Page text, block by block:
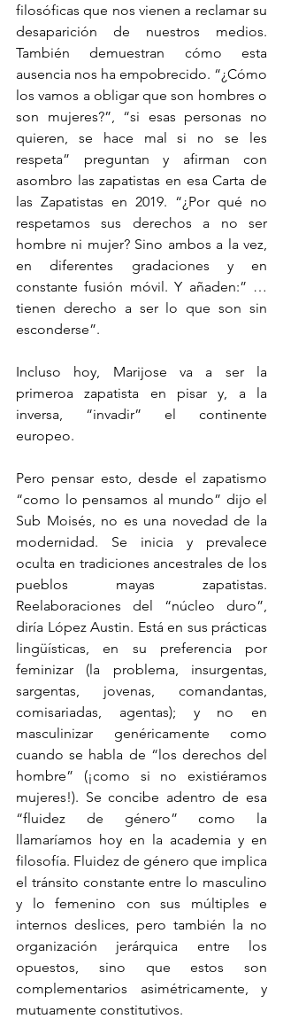
filosóficas que nos vienen a reclamar su
desaparición de nuestros medios.
También demuestran cómo esta
ausencia nos ha empobrecido. “¿Cómo
los vamos a obligar que son hombres o
son mujeres?”, “si esas personas no
quieren, se hace mal si no se les
respeta” preguntan y afirman con
asombro las zapatistas en esa Carta de
las Zapatistas en 2019. “¿Por qué no
respetamos sus derechos a no ser
hombre ni mujer? Sino ambos a la vez,
en diferentes gradaciones y en
constante fusión móvil. Y añaden:” …
tienen derecho a ser lo que son sin
esconderse”.
Incluso hoy, Marijose va a ser la
primeroa zapatista en pisar y, a la
inversa, “invadir” el continente
europeo.
Pero pensar esto, desde el zapatismo
“como lo pensamos al mundo” dijo el
Sub Moisés, no es una novedad de la
modernidad. Se inicia y prevalece
oculta en tradiciones ancestrales de los
pueblos mayas zapatistas.
Reelaboraciones del “núcleo duro”,
diría López Austin. Está en sus prácticas
lingüísticas, en su preferencia por
feminizar (la problema, insurgentas,
sargentas, jovenas, comandantas,
comisariadas, agentas); y no en
masculinizar genéricamente como
cuando se habla de “los derechos del
hombre” (¡como si no existiéramos
mujeres!). Se concibe adentro de esa
“fluidez de género” como la
llamaríamos hoy en la academia y en
filosofía. Fluidez de género que implica
el tránsito constante entre lo masculino
y lo femenino con sus múltiples e
internos deslices, pero también la no
organización jerárquica entre los
opuestos, sino que estos son
complementarios asimétricamente, y
mutuamente constitutivos.